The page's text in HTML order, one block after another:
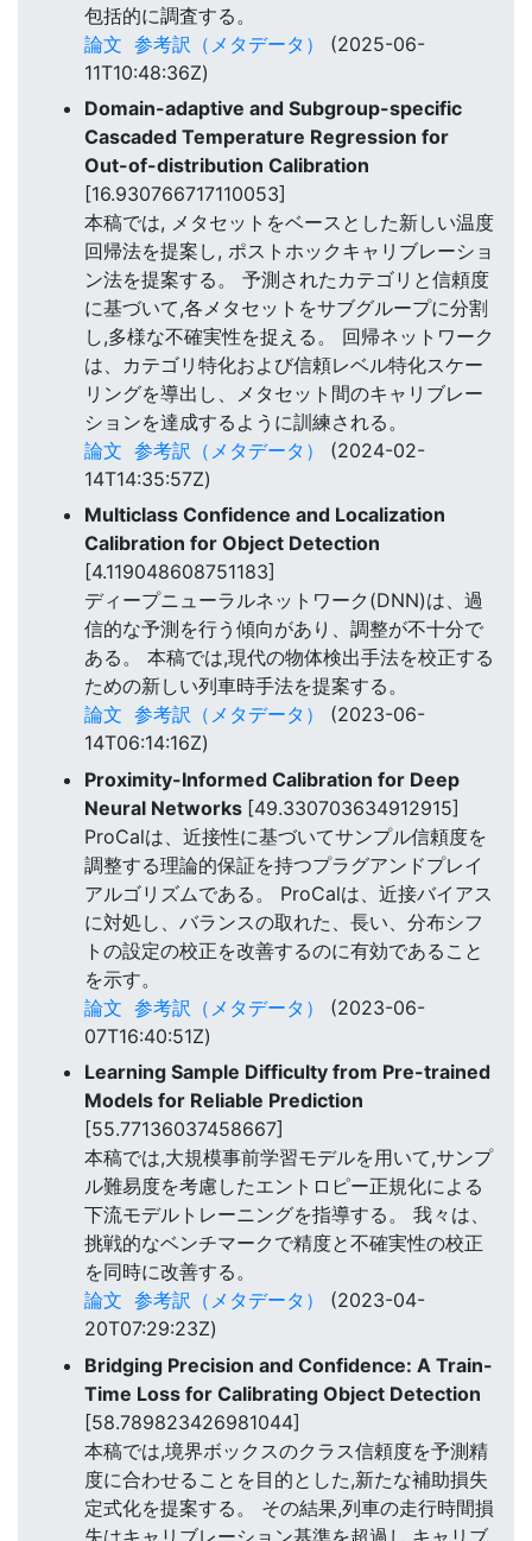
包括的に調査する。
論文 参考訳（メタデータ）
(2025-06-
11T10:48:36Z)
Domain-adaptive and Subgroup-specific
Cascaded Temperature Regression for
Out-of-distribution Calibration
[16.930766717110053]
本稿では, メタセットをベースとした新しい温度
回帰法を提案し, ポストホックキャリブレーショ
ン法を提案する。 予測されたカテゴリと信頼度
に基づいて,各メタセットをサブグループに分割
し,多様な不確実性を捉える。 回帰ネットワーク
は、カテゴリ特化および信頼レベル特化スケー
リングを導出し、メタセット間のキャリブレー
ションを達成するように訓練される。
論文 参考訳（メタデータ）
(2024-02-
14T14:35:57Z)
Multiclass Confidence and Localization
Calibration for Object Detection
[4.119048608751183]
ディープニューラルネットワーク(DNN)は、過
信的な予測を行う傾向があり、調整が不十分で
ある。 本稿では,現代の物体検出手法を校正する
ための新しい列車時手法を提案する。
論文 参考訳（メタデータ）
(2023-06-
14T06:14:16Z)
Proximity-Informed Calibration for Deep
Neural Networks [49.330703634912915]
ProCalは、近接性に基づいてサンプル信頼度を
調整する理論的保証を持つプラグアンドプレイ
アルゴリズムである。 ProCalは、近接バイアス
に対処し、バランスの取れた、長い、分布シフ
トの設定の校正を改善するのに有効であること
を示す。
論文 参考訳（メタデータ）
(2023-06-
07T16:40:51Z)
Learning Sample Difficulty from Pre-trained
Models for Reliable Prediction
[55.77136037458667]
本稿では,大規模事前学習モデルを用いて,サンプ
ル難易度を考慮したエントロピー正規化による
下流モデルトレーニングを指導する。 我々は、
挑戦的なベンチマークで精度と不確実性の校正
を同時に改善する。
論文 参考訳（メタデータ）
(2023-04-
20T07:29:23Z)
Bridging Precision and Confidence: A Train-
Time Loss for Calibrating Object Detection
[58.789823426981044]
本稿では,境界ボックスのクラス信頼度を予測精
度に合わせることを目的とした,新たな補助損失
定式化を提案する。 その結果,列車の走行時間損
失はキャリブレーション基準を超過し,キャリブ